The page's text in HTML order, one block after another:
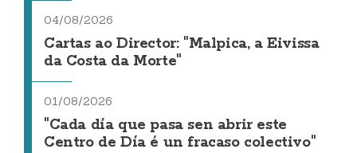
04/08/2026
Cartas ao Director: "Malpica, a Eivissa
da Costa da Morte"
01/08/2026
"Cada día que pasa sen abrir este
Centro de Día é un fracaso colectivo"